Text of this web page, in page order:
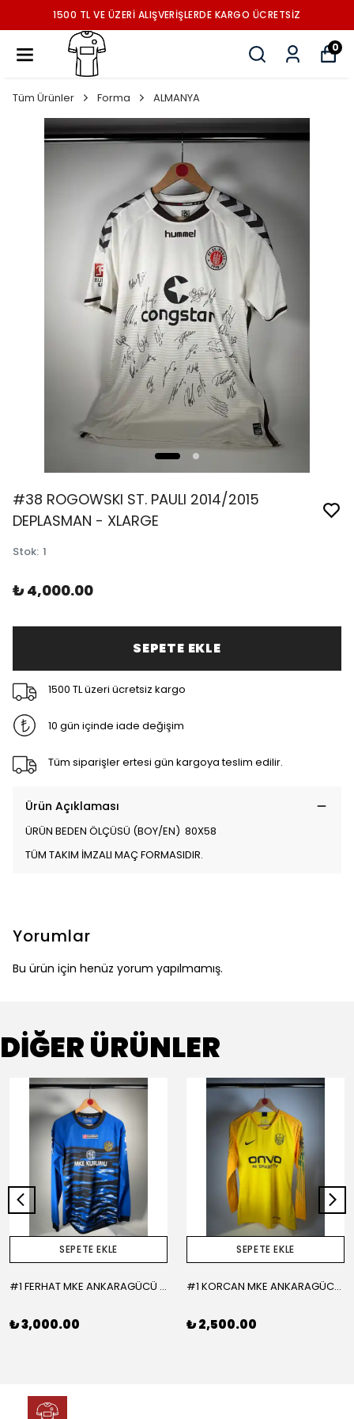
1500 TL VE ÜZERİ ALIŞVERİŞLERDE KARGO ÜCRETSİZ
0
Tüm Ürünler Forma ALMANYA
#38 ROGOWSKI ST. PAULI 2014/2015
DEPLASMAN - XLARGE
Stok: 1
₺ 4,000.00
SEPETE EKLE
1500 TL üzeri ücretsiz kargo
10 gün içinde iade değişim
Tüm siparişler ertesi gün kargoya teslim edilir.
Ürün Açıklaması
ÜRÜN BEDEN ÖLÇÜSÜ (BOY/EN) 80X58
TÜM TAKIM İMZALI MAÇ FORMASIDIR.
Yorumlar
Bu ürün için henüz yorum yapılmamış.
DİĞER ÜRÜNLER
SEPETE EKLE
#1 FERHAT MKE ANKARAGÜCÜ 2015-2016 KALECİ - LARGE
₺ 3,000.00
SEPETE EKLE
#1 KORCAN MKE ANKARAGÜCÜ 2019-2020 KALECİ - MEDIUM
₺ 2,500.00